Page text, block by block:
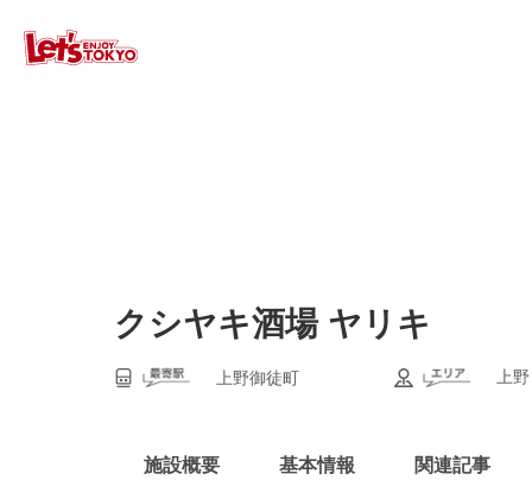
クシヤキ酒場 ヤリキ
上野御徒町 上野
施設概要 基本情報 関連記事